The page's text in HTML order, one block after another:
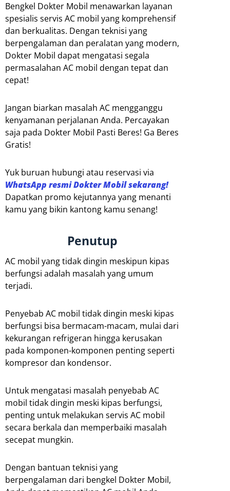
Bengkel Dokter Mobil menawarkan layanan
spesialis servis AC mobil yang komprehensif
dan berkualitas. Dengan teknisi yang
berpengalaman dan peralatan yang modern,
Dokter Mobil dapat mengatasi segala
permasalahan AC mobil dengan tepat dan
cepat!
Jangan biarkan masalah AC mengganggu
kenyamanan perjalanan Anda. Percayakan
saja pada Dokter Mobil Pasti Beres! Ga Beres
Gratis!
Yuk buruan hubungi atau reservasi via
WhatsApp resmi Dokter Mobil sekarang!
Dapatkan promo kejutannya yang menanti
kamu yang bikin kantong kamu senang!
Penutup
AC mobil yang tidak dingin meskipun kipas
berfungsi adalah masalah yang umum
terjadi.
Penyebab AC mobil tidak dingin meski kipas
berfungsi bisa bermacam-macam, mulai dari
kekurangan refrigeran hingga kerusakan
pada komponen-komponen penting seperti
kompresor dan kondensor.
Untuk mengatasi masalah penyebab AC
mobil tidak dingin meski kipas berfungsi,
penting untuk melakukan servis AC mobil
secara berkala dan memperbaiki masalah
secepat mungkin.
Dengan bantuan teknisi yang
berpengalaman dari bengkel Dokter Mobil,